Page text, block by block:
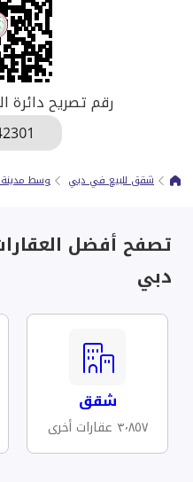
رقم تصريح دائرة
شقق للبيع في دبي وسط
تصفح أفضل
دبي
شقق
٣٬٨٥٧ عقارات أخرى